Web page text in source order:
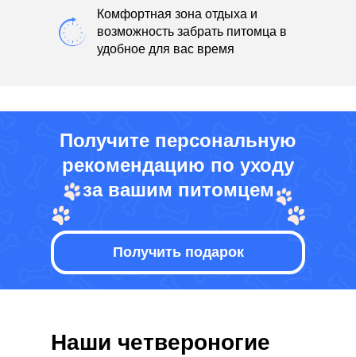
Комфортная зона отдыха и
возможность забрать питомца в
удобное для вас время
Получить подарок
Получите персональную
рекомендацию по уходу
за вашим питомцем
Наши четвероногие